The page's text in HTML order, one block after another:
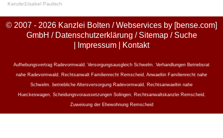
Kanzlei1 Isabel Paulisch
© 2007 - 2026 Kanzlei Bolten / Webservices by [bense.com]
GmbH / Datenschutzerklärung / Sitemap/ Suche
Impressum Kontakt
Aufhebungsvertrag Radevormwald Versorgungsausgleich Schwelm
Verhandlungen Betriebsrat
nahe Radevormwald
Rechtsanwalt Familienrecht Remscheid Anwaeltin Familienrecht nahe
Schwelm
betriebliche Altersversorgung Radevormwald
Rechtsanwaeltin nahe
Hueckeswagen, Scheidungsvoraussetzungen Solingen, Rechtsanwaltskanzlei Remscheid
Zuweisung der Ehewohnung Remscheid